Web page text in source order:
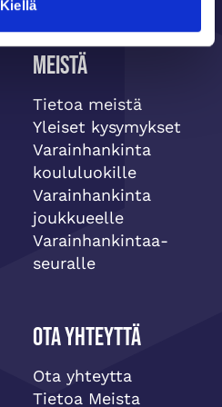
Kiellä
Meistä
Tietoa meistä
Yleiset kysymykset
Varainhankinta
koululuokille
Varainhankinta
joukkueelle
Varainhankintaa-
seuralle
Ota yhteyttä
Ota yhteytta
Tietoa Meista